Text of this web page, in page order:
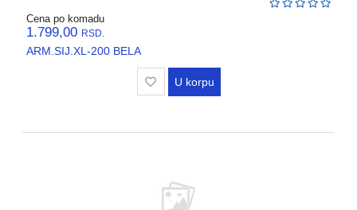
Cena po komadu
1.799,00 RSD.
ARM.SIJ.XL-200 BELA
U korpu